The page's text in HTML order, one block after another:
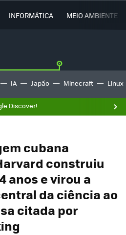
INFORMÁTICA MEIO AMBIENTE
IA Japão Minecraft Linux
Discover!
cubana
construiu
anos e virou a
da ciência ao
citada por